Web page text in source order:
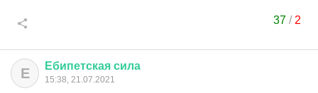
37 / 2
Е Ебипетская сила
15:38, 21.07.2021